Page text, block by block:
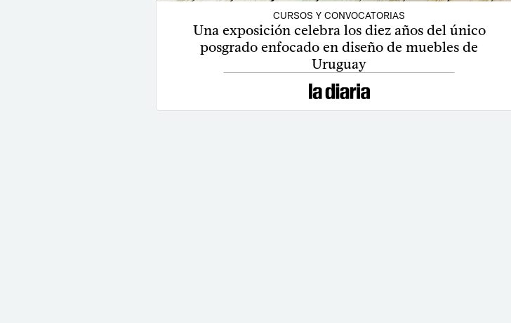
CURSOS Y CONVOCATORIAS
Una exposición celebra los diez años del único
posgrado enfocado en diseño de muebles de
Uruguay